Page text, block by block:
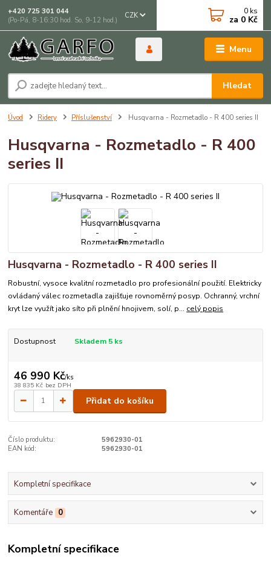
Menu
CZK
Hledat
+420 725 301 044
(Po-Pá, 8-16:30 hod. So, 9-12 hod.)
0 ks
za 0 Kč
Úvod Ridery Příslušenství Husqvarna - Rozmetadlo - R 400 series II
Husqvarna - Rozmetadlo - R 400
series II
Husqvarna - Rozmetadlo - R 400 series II
Robustní, vysoce kvalitní rozmetadlo pro profesionální použití. Elektricky
ovládaný válec rozmetadla zajišťuje rovnoměrný posyp. Ochranný, vrchní
kryt lze využít jako síto při plnění hnojivem, solí, p... celý popis
Dostupnost Skladem 5 ks
46 990 Kč/ks
38 835 Kč bez DPH
Přidat do košíku
Číslo produktu:
5962930-01
EAN kód:
5962930-01
Kompletní specifikace
Komentáře 0
Kompletní specifikace